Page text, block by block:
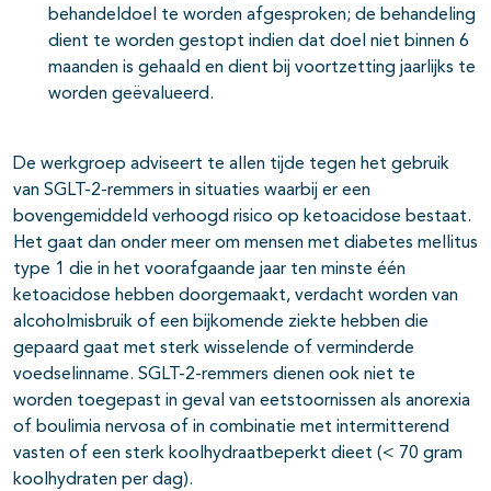
behandeldoel te worden afgesproken; de behandeling
dient te worden gestopt indien dat doel niet binnen 6
maanden is gehaald en dient bij voortzetting jaarlijks te
worden geëvalueerd.
De werkgroep adviseert te allen tijde tegen het gebruik
van SGLT-2-remmers in situaties waarbij er een
bovengemiddeld verhoogd risico op ketoacidose bestaat.
Het gaat dan onder meer om mensen met diabetes mellitus
type 1 die in het voorafgaande jaar ten minste één
ketoacidose hebben doorgemaakt, verdacht worden van
alcoholmisbruik of een bijkomende ziekte hebben die
gepaard gaat met sterk wisselende of verminderde
voedselinname. SGLT-2-remmers dienen ook niet te
worden toegepast in geval van eetstoornissen als anorexia
of boulimia nervosa of in combinatie met intermitterend
vasten of een sterk koolhydraatbeperkt dieet (< 70 gram
koolhydraten per dag).